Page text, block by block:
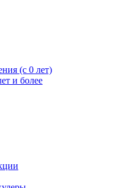
(с 0 лет)
и более